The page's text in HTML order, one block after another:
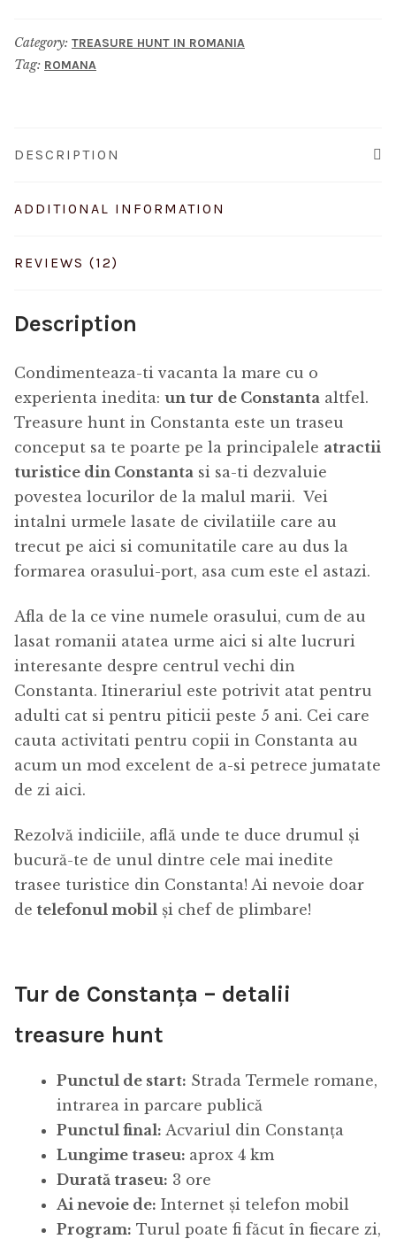
quantity
Category: TREASURE HUNT IN ROMANIA
Tag: ROMANA
DESCRIPTION
ADDITIONAL INFORMATION
REVIEWS (12)
Description
Condimenteaza-ti vacanta la mare cu o
experienta inedita: un tur de Constanta altfel.
Treasure hunt in Constanta este un traseu
conceput sa te poarte pe la principalele atractii
turistice din Constanta si sa-ti dezvaluie
povestea locurilor de la malul marii. Vei
intalni urmele lasate de civilatiile care au
trecut pe aici si comunitatile care au dus la
formarea orasului-port, asa cum este el astazi.
Afla de la ce vine numele orasului, cum de au
lasat romanii atatea urme aici si alte lucruri
interesante despre centrul vechi din
Constanta. Itinerariul este potrivit atat pentru
adulti cat si pentru piticii peste 5 ani. Cei care
cauta activitati pentru copii in Constanta au
acum un mod excelent de a-si petrece jumatate
de zi aici.
Rezolvă indiciile, află unde te duce drumul și
bucură-te de unul dintre cele mai inedite
trasee turistice din Constanta! Ai nevoie doar
de telefonul mobil și chef de plimbare!
Tur de Constanța – detalii
treasure hunt
Punctul de start: Strada Termele romane,
intrarea in parcare publică
Punctul final: Acvariul din Constanța
Lungime traseu: aprox 4 km
Durată traseu: 3 ore
Ai nevoie de: Internet și telefon mobil
Program: Turul poate fi făcut în fiecare zi,